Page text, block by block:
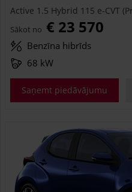
Active 1.5 Hybrid 115 e-CVT
Sākot no € 23 570
Benzīna hibrīds
68 kW
Saņemt piedāvājumu